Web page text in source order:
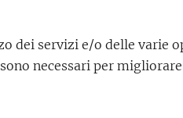
dei servizi e/o delle varie
necessari per